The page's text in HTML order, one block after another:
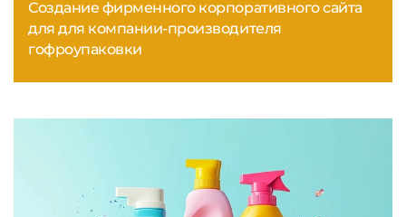
Создание фирменного корпоративного сайта
для для компании-производителя
гофроупаковки